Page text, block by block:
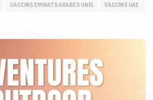
VACCINS EMIRATS ARABES UNIS VACCINS UAE